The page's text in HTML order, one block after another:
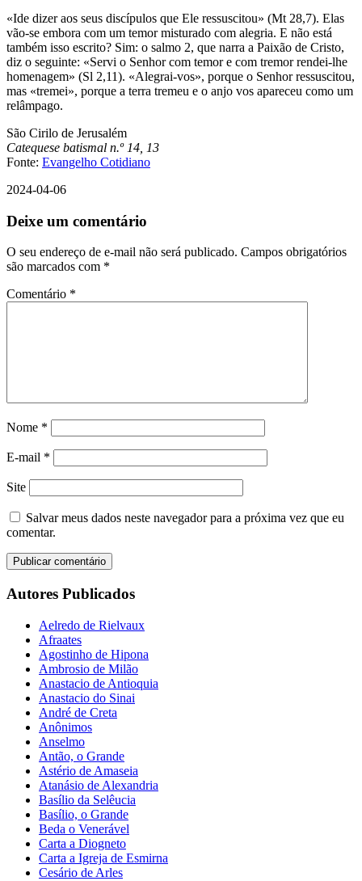
«Ide dizer aos seus discípulos que Ele ressuscitou» (Mt 28,7). Elas
vão-se embora com um temor misturado com alegria. E não está
também isso escrito? Sim: o salmo 2, que narra a Paixão de Cristo,
diz o seguinte: «Servi o Senhor com temor e com tremor rendei-lhe
homenagem» (Sl 2,11). «Alegrai-vos», porque o Senhor ressuscitou,
mas «tremei», porque a terra tremeu e o anjo vos apareceu como um
relâmpago.
São Cirilo de Jerusalém
Catequese batismal n.º 14, 13
Fonte: Evangelho Cotidiano
2024-04-06
Deixe um comentário
O seu endereço de e-mail não será publicado. Campos obrigatórios
são marcados com *
Comentário *
Nome *
E-mail *
Site
Salvar meus dados neste navegador para a próxima vez que eu
comentar.
Autores Publicados
Aelredo de Rielvaux
Afraates
Agostinho de Hipona
Ambrosio de Milão
Anastacio de Antioquia
Anastacio do Sinai
André de Creta
Anônimos
Anselmo
Antão, o Grande
Astério de Amaseia
Atanásio de Alexandria
Basílio da Selêucia
Basílio, o Grande
Beda o Venerável
Carta a Diogneto
Carta a Igreja de Esmirna
Cesário de Arles